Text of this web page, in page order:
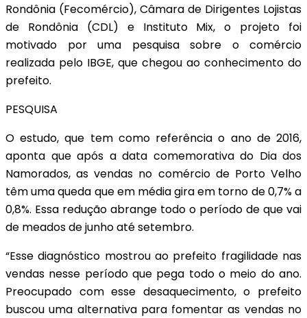
Rondônia (Fecomércio), Câmara de Dirigentes Lojistas
de Rondônia (CDL) e Instituto Mix, o projeto foi
motivado por uma pesquisa sobre o comércio
realizada pelo IBGE, que chegou ao conhecimento do
prefeito.
PESQUISA
O estudo, que tem como referência o ano de 2016,
aponta que após a data comemorativa do Dia dos
Namorados, as vendas no comércio de Porto Velho
têm uma queda que em média gira em torno de 0,7% a
0,8%. Essa redução abrange todo o período de que vai
de meados de junho até setembro.
“Esse diagnóstico mostrou ao prefeito fragilidade nas
vendas nesse período que pega todo o meio do ano.
Preocupado com esse desaquecimento, o prefeito
buscou uma alternativa para fomentar as vendas no